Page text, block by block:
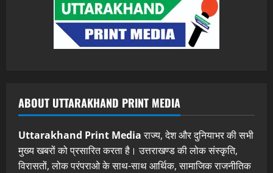
ABOUT UTTARAKHAND PRINT MEDIA
Uttarakhand Print Mediaराज्य, देश और दुनियाभर की सभी
मुख्य खबरों को प्रसारित करता है। उत्तराखण्ड की लोक संस्कृति,
विरासतों, लोक परंपराओ के साथ-साथ आर्थिक, सामाजिक राजनीतिक